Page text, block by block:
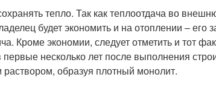
тепло. Так как теплоотдача во
будет экономить и на отоплении – его
Кроме экономии, следует отметить и тот
первые несколько лет после выполнения
образуя плотный монолит.